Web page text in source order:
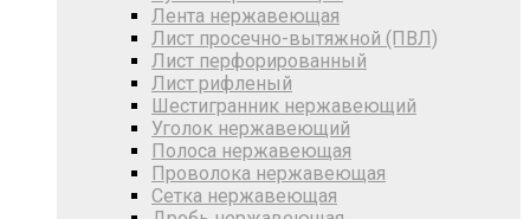
Лента нержавеющая
Лист просечно-вытяжной (ПВЛ)
Лист перфорированный
Лист рифленый
Шестигранник нержавеющий
Уголок нержавеющий
Полоса нержавеющая
Проволока нержавеющая
Сетка нержавеющая